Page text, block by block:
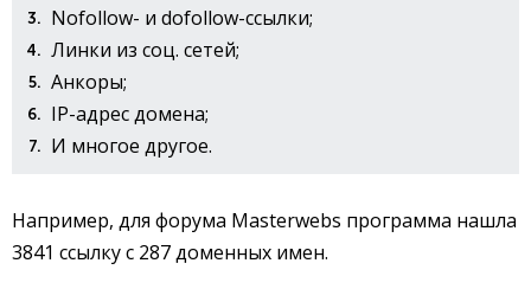
Nofollow- и dofollow-ссылки;
Линки из соц. сетей;
Анкоры;
IP-адрес домена;
И многое другое.
Например, для форума Masterwebs программа нашла
3841 ссылку с 287 доменных имен.